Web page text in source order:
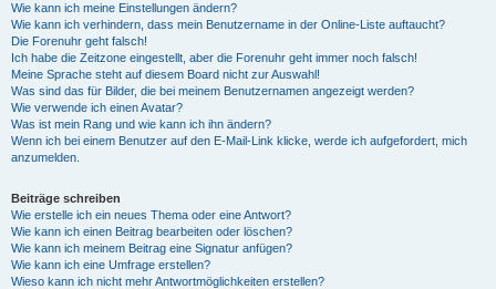
Wie kann ich meine Einstellungen ändern?
Wie kann ich verhindern, dass mein Benutzername in der Online-Liste auftaucht?
Die Forenuhr geht falsch!
Ich habe die Zeitzone eingestellt, aber die Forenuhr geht immer noch falsch!
Meine Sprache steht auf diesem Board nicht zur Auswahl!
Was sind das für Bilder, die bei meinem Benutzernamen angezeigt werden?
Wie verwende ich einen Avatar?
Was ist mein Rang und wie kann ich ihn ändern?
Wenn ich bei einem Benutzer auf den E-Mail-Link klicke, werde ich aufgefordert, mich
anzumelden.
Beiträge schreiben
Wie erstelle ich ein neues Thema oder eine Antwort?
Wie kann ich einen Beitrag bearbeiten oder löschen?
Wie kann ich meinem Beitrag eine Signatur anfügen?
Wie kann ich eine Umfrage erstellen?
Wieso kann ich nicht mehr Antwortmöglichkeiten erstellen?